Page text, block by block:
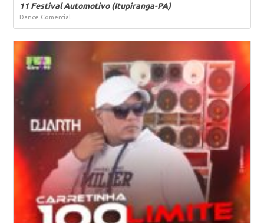
11 Festival Automotivo (Itupiranga-PA)
Dance Comercial